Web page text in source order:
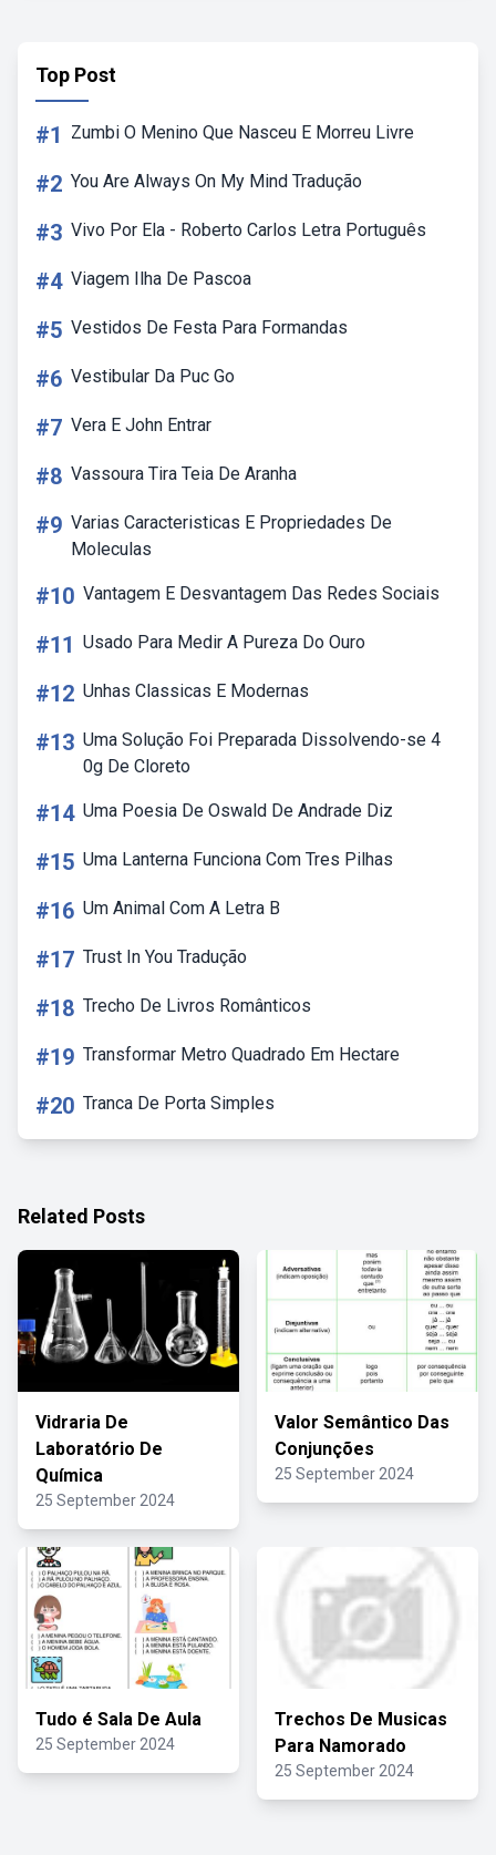
Top Post
#1 Zumbi O Menino Que Nasceu E Morreu Livre
#2 You Are Always On My Mind Tradução
#3 Vivo Por Ela - Roberto Carlos Letra Português
#4 Viagem Ilha De Pascoa
#5 Vestidos De Festa Para Formandas
#6 Vestibular Da Puc Go
#7 Vera E John Entrar
#8 Vassoura Tira Teia De Aranha
#9 Varias Caracteristicas E Propriedades De
Moleculas
#10 Vantagem E Desvantagem Das Redes Sociais
#11 Usado Para Medir A Pureza Do Ouro
#12 Unhas Classicas E Modernas
#13 Uma Solução Foi Preparada Dissolvendo-se 4
0g De Cloreto
#14 Uma Poesia De Oswald De Andrade Diz
#15 Uma Lanterna Funciona Com Tres Pilhas
#16 Um Animal Com A Letra B
#17 Trust In You Tradução
#18 Trecho De Livros Românticos
#19 Transformar Metro Quadrado Em Hectare
#20 Tranca De Porta Simples
Related Posts
Vidraria De
Laboratório De
Química
25 September 2024
Valor Semântico Das
Conjunções
25 September 2024
Tudo é Sala De Aula
25 September 2024
Trechos De Musicas
Para Namorado
25 September 2024